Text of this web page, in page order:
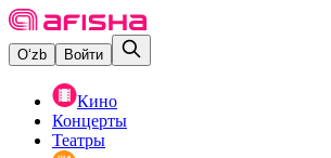
O‘zb Войти
Кино
Концерты
Театры